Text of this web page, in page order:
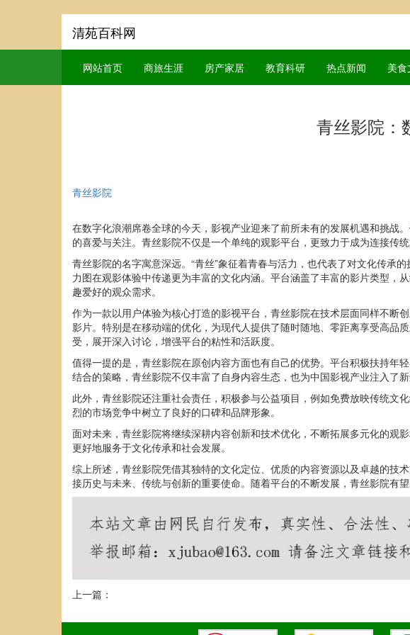
清苑百科网
网站首页 商旅生涯 房产家居 教育科研 热点新闻 美
青丝影院：
青丝影院
在数字化浪潮席卷全球的今天，影视产业迎来了前所未有的发展机遇和挑战
的喜爱与关注。青丝影院不仅是一个单纯的观影平台，更致力于成为连接传
青丝影院的名字寓意深远。“青丝”象征着青春与活力，也代表了对文化传承
力图在观影体验中传递更为丰富的文化内涵。平台涵盖了丰富的影片类型
趣爱好的观众需求。
作为一款以用户体验为核心打造的影视平台，青丝影院在技术层面同样不断
影片。特别是在移动端的优化，为现代人提供了随时随地、零距离享受高品
受，展开深入讨论，增强平台的粘性和活跃度。
值得一提的是，青丝影院在原创内容方面也有自己的优势。平台积极扶持年
结合的策略，青丝影院不仅丰富了自身内容生态，也为中国影视产业注入了新
此外，青丝影院还注重社会责任，积极参与公益项目，例如免费放映传统文
烈的市场竞争中树立了良好的口碑和品牌形象。
面对未来，青丝影院将继续深耕内容创新和技术优化，不断拓展多元化的观
更好地服务于文化传承和社会发展。
综上所述，青丝影院凭借其独特的文化定位、优质的内容资源以及卓越的技
接历史与未来、传统与创新的重要使命。随着平台的不断发展，青丝影院有
上一篇：